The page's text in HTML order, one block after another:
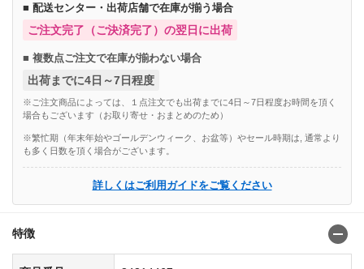
■ 配送センター・出荷店舗で在庫が揃う場合
ご注文完了（ご決済完了）の翌日に出荷
■ 複数点ご注文で在庫が揃わない場合
出荷までに4日～7日程度
※ご注文商品によっては、１点注文でも出荷までに4日～7日程度お時間を頂く
場合もございます（お取り寄せ・おまとめのため）
※繁忙期（年末年始やゴールデンウィーク、お盆等）やセール時期は, 通常より
も多く日数を頂く場合がございます。
詳しくはご利用ガイドをご覧ください
特徴